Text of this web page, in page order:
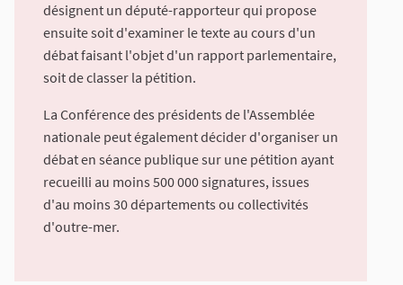
désignent un député-rapporteur qui propose
ensuite soit d'examiner le texte au cours d'un
débat faisant l'objet d'un rapport parlementaire,
soit de classer la pétition.
La Conférence des présidents de l'Assemblée
nationale peut également décider d'organiser un
débat en séance publique sur une pétition ayant
recueilli au moins 500 000 signatures, issues
d'au moins 30 départements ou collectivités
d'outre-mer.